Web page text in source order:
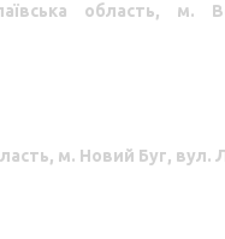
область, м.
м. Новий Буг, вул.